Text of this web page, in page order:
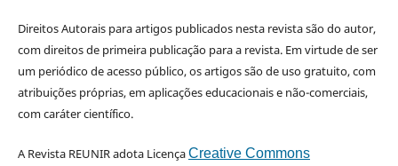
Direitos Autorais para artigos publicados nesta revista são do autor,
com direitos de primeira publicação para a revista. Em virtude de ser
um periódico de acesso público, os artigos são de uso gratuito, com
atribuições próprias, em aplicações educacionais e não-comerciais,
com caráter científico.
A Revista REUNIR adota LicençaCreative Commons